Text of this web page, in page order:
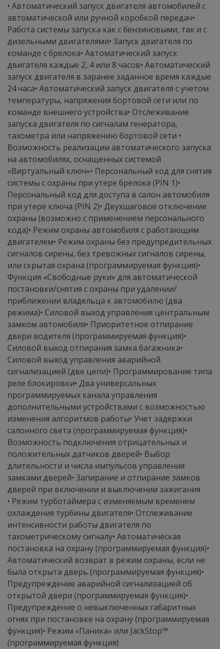
• Автоматический запуск двигателя автомобилей с
автоматической или ручной коробкой передач•
Работа системы запуска как с бензиновыми, так и с
дизельными двигателями• Запуск двигателя по
команде с брелока• Автоматический запуск
двигателя каждые 2, 4 или 8 часов• Автоматический
запуск двигателя в заранее заданное время каждые
24 часа• Автоматический запуск двигателя с учетом
температуры, напряжения бортовой сети или по
команде внешнего устройства• Отслеживание
запуска двигателя по сигналам генератора,
тахометра или напряжению бортовой сети •
Возможность реализации автоматического запуска
на автомобилях, оснащенных системой
«Виртуальный ключ»• Персональный код для снятия
системы с охраны при утере брелока (PIN 1)•
Персональный код для доступа в салон автомобиля
при утере ключа (PIN 2)• Двухшаговое отключение
охраны (возможно с применением персонального
кода)• Режим охраны автомобиля с работающим
двигателем• Режим охраны без предупредительных
сигналов сирены, без тревожных сигналов сирены,
или скрытая охрана (программируемая функция)•
Функция «Свободные руки» для автоматической
постановки/снятия с охраны при удалении/
приближении владельца к автомобилю (два
режима)• Силовой выход управления центральным
замком автомобиля• Приоритетное отпирание
двери водителя (программируемая функция)•
Силовой выход отпирания замка багажника•
Силовой выход управления аварийной
сигнализацией (две цепи)• Программирование типа
реле блокировки• Два универсальных
программируемых канала управления
дополнительными устройствами с возможностью
изменения алгоритмов работы• Учет задержки
салонного света (программируемая функция)•
Возможность подключения отрицательных и
положительных датчиков дверей• Выбор
длительности и числа импульсов управления
замками дверей• Запирание и отпирание замков
дверей при включении и выключении зажигания
• Режим турботаймера с изменяемым временем
охлаждения турбины двигателя• Отслеживание
интенсивности работы двигателя по
тахометрическому сигналу• Автоматическая
постановка на охрану (программируемая функция)•
Автоматический возврат в режим охраны, если не
была открыта дверь (программируемая функция)•
Предупреждение аварийной сигнализацией об
открытой двери (программируемая функция)•
Предупреждение о невыключенных габаритных
огнях при постановке на охрану (программируемая
функция)• Режим «Паника» или JackStop™
(программируемая функция)